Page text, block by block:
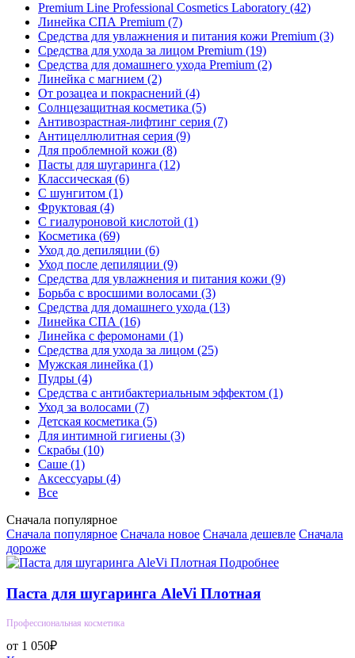
Premium Line Professional Cosmetics Laboratory (42)
Линейка СПА Premium (7)
Средства для увлажнения и питания кожи Premium (3)
Средства для ухода за лицом Premium (19)
Средства для домашнего ухода Premium (2)
Линейка с магнием (2)
От розацеа и покраснений (4)
Солнцезащитная косметика (5)
Антивозрастная-лифтинг серия (7)
Антицеллюлитная серия (9)
Для проблемной кожи (8)
Пасты для шугаринга (12)
Классическая (6)
С шунгитом (1)
Фруктовая (4)
C гиалуроновой кислотой (1)
Косметика (69)
Уход до депиляции (6)
Уход после депиляции (9)
Средства для увлажнения и питания кожи (9)
Борьба с вросшими волосами (3)
Средства для домашнего ухода (13)
Линейка СПА (16)
Линейка с феромонами (1)
Средства для ухода за лицом (25)
Мужская линейка (1)
Пудры (4)
Средства с антибактериальным эффектом (1)
Уход за волосами (7)
Детская косметика (5)
Для интимной гигиены (3)
Скрабы (10)
Саше (1)
Аксессуары (4)
Все
Сначала популярное
Сначала популярное Сначала новое Сначала дешевле Сначала
дороже
Подробнее
Паста для шугаринга AleVi Плотная
Профессиональная косметика
от 1 050₽